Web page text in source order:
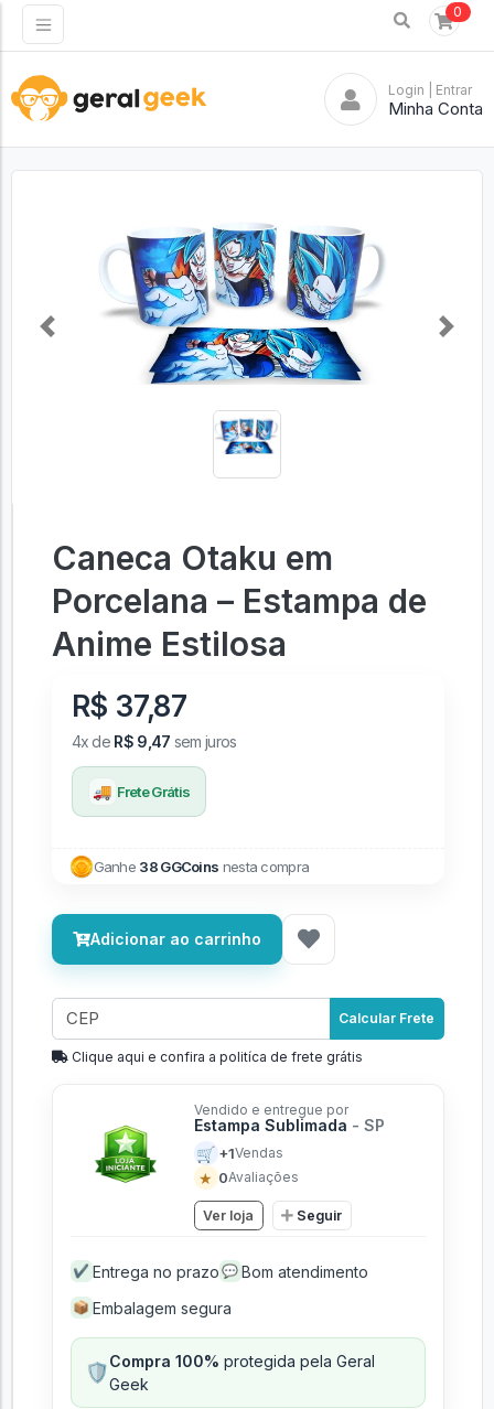
0
Login | Entrar
Minha Conta
Previous Next
Caneca Otaku em
Porcelana – Estampa de
Anime Estilosa
R$ 37,87
4x de R$ 9,47 sem juros
🚚 Frete Grátis
Ganhe 38 GGCoins nesta compra
Adicionar ao carrinho
Calcular Frete
Clique aqui e confira a politíca de frete grátis
Vendido e entregue por
Estampa Sublimada - SP
🛒 +1Vendas
★ 0Avaliações
Ver loja Seguir
✔ Entrega no prazo 💬 Bom atendimento
📦 Embalagem segura
🛡️Compra 100% protegida pela Geral
Geek